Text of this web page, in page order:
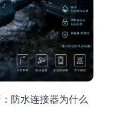
防水连接器为什么